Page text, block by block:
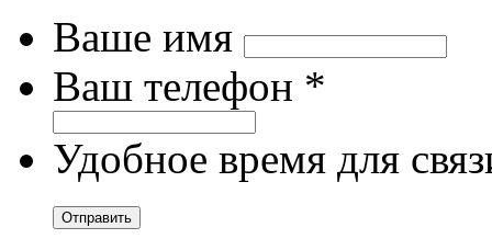
Ваше имя
Ваш телефон *
Удобное время для